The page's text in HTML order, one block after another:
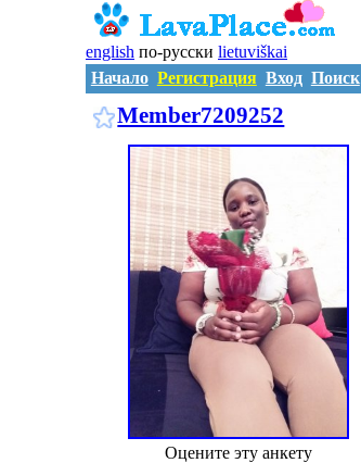
english по-русски lietuviškai
Начало Регистрация Вход Поиск
Member7209252
Оцените эту анкету